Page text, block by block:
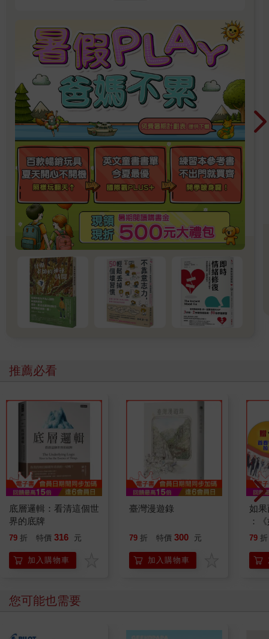
推薦必看
底層邏輯：看清這個世
界的底牌
79 折 特價 316 元
加入購物車
臺灣漫遊錄
79 折 特價 300 元
加入購物車
如
：
喵
79 折
您可能也需要